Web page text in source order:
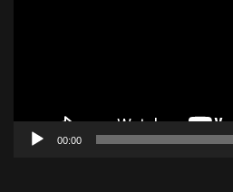
00:00